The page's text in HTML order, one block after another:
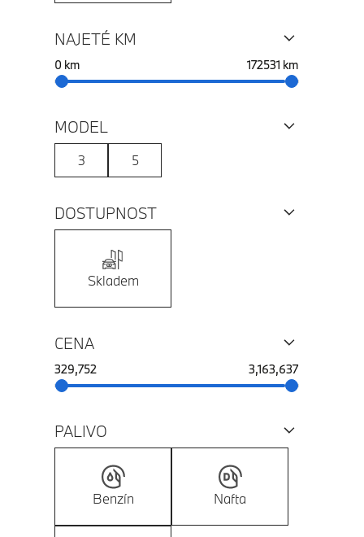
NAJETÉ KM
Vyberte rozsah
0 km 172531 km
MODEL
3 5
DOSTUPNOST
Skladem
CENA
Vyberte cenový rozsah
329,752 3,163,637
PALIVO
Benzín Nafta